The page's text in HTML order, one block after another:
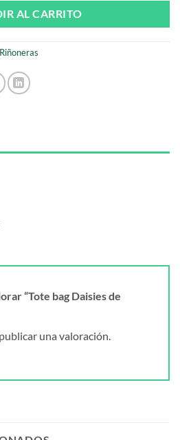
AL CARRITO
“Tote bag Daisies de
una valoración.